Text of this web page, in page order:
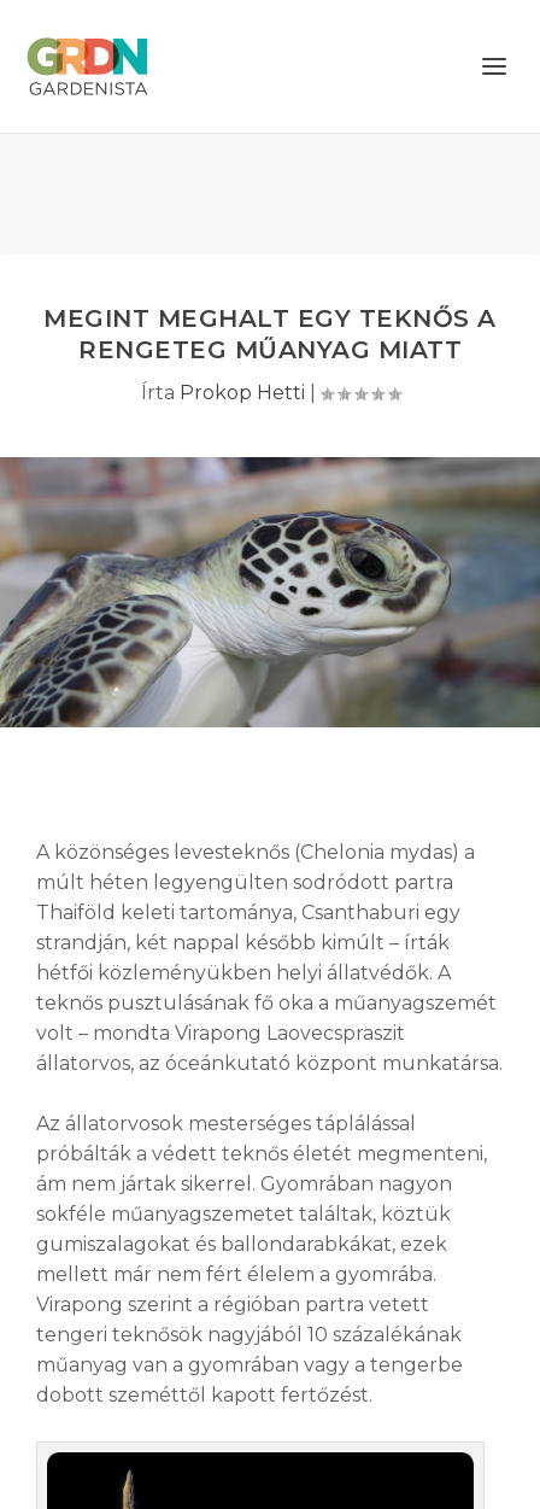
MEGINT MEGHALT EGY TEKNŐS A
RENGETEG MŰANYAG MIATT
Írta Prokop Hetti
A közönséges levesteknős (Chelonia mydas) a
múlt héten legyengülten sodródott partra
Thaiföld keleti tartománya, Csanthaburi egy
strandján, két nappal később kimúlt – írták
hétfői közleményükben helyi állatvédők. A
teknős pusztulásának fő oka a műanyagszemét
volt – mondta Virapong Laovecspraszit
állatorvos, az óceánkutató központ munkatársa.
Az állatorvosok mesterséges táplálással
próbálták a védett teknős életét megmenteni,
ám nem jártak sikerrel. Gyomrában nagyon
sokféle műanyagszemetet találtak, köztük
gumiszalagokat és ballondarabkákat, ezek
mellett már nem fért élelem a gyomrába.
Virapong szerint a régióban partra vetett
tengeri teknősök nagyjából 10 százalékának
műanyag van a gyomrában vagy a tengerbe
dobott szeméttől kapott fertőzést.